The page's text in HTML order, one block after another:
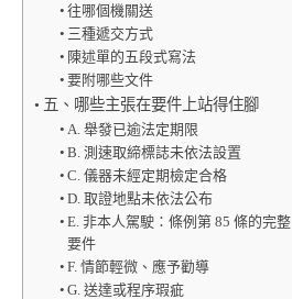
往哪個機關送
三種遞交方式
陳述單的五段式寫法
要附哪些文件
五、哪些主張在要件上站得住腳
A. 舉發已逾法定期限
B. 測速取締標誌未依法設置
C. 儀器未經定期檢定合格
D. 取證地點未依法公布
E. 非本人駕駛：條例第 85 條的完整
要件
F. 情節輕微、應予勸導
G. 送達或程序瑕疵